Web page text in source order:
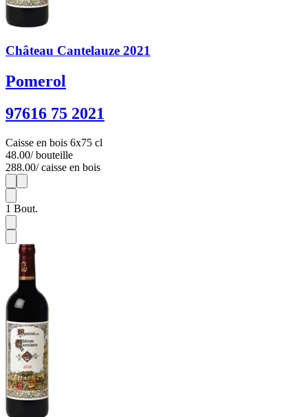
Château Cantelauze 2021
Pomerol
97616 75 2021
Caisse en bois 6x75 cl
48.00/ bouteille
288.00/ caisse en bois
1
1 Bout.